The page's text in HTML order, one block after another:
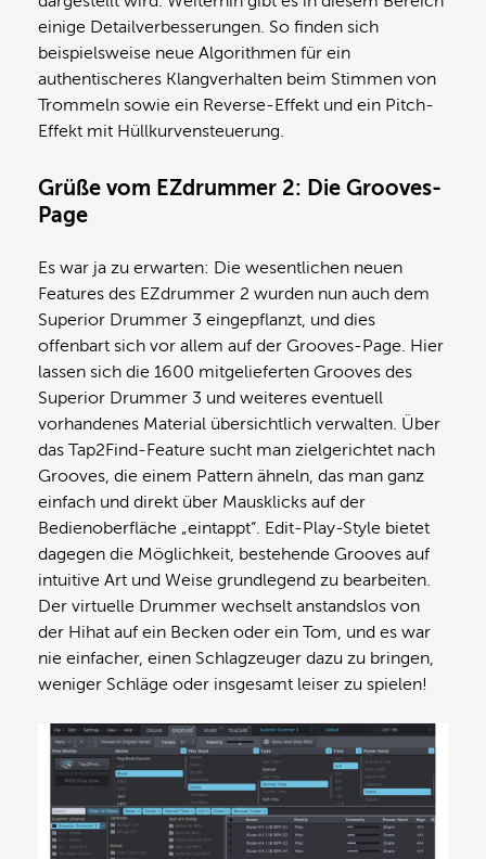
einige Detailverbesserungen. So finden sich
beispielsweise neue Algorithmen für ein
authentischeres Klangverhalten beim Stimmen von
Trommeln sowie ein Reverse-Effekt und ein Pitch-
Effekt mit Hüllkurvensteuerung.
Grüße vom EZdrummer 2: Die Grooves-
Page
Es war ja zu erwarten: Die wesentlichen neuen
Features des EZdrummer 2 wurden nun auch dem
Superior Drummer 3 eingepflanzt, und dies
offenbart sich vor allem auf der Grooves-Page. Hier
lassen sich die 1600 mitgelieferten Grooves des
Superior Drummer 3 und weiteres eventuell
vorhandenes Material übersichtlich verwalten. Über
das Tap2Find-Feature sucht man zielgerichtet nach
Grooves, die einem Pattern ähneln, das man ganz
einfach und direkt über Mausklicks auf der
Bedienoberfläche „eintappt“. Edit-Play-Style bietet
dagegen die Möglichkeit, bestehende Grooves auf
intuitive Art und Weise grundlegend zu bearbeiten.
Der virtuelle Drummer wechselt anstandslos von
der Hihat auf ein Becken oder ein Tom, und es war
nie einfacher, einen Schlagzeuger dazu zu bringen,
weniger Schläge oder insgesamt leiser zu spielen!